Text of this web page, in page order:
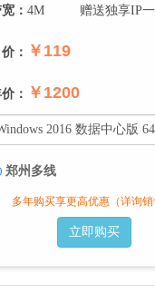
： 4M 赠送独享IP
： ￥119
： ￥1200
郑州多线
多年购买享更高优惠（详询销
立即购买